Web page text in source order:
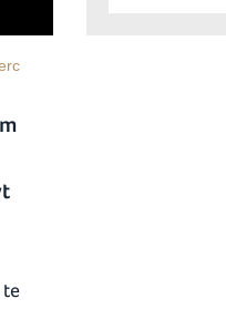
te